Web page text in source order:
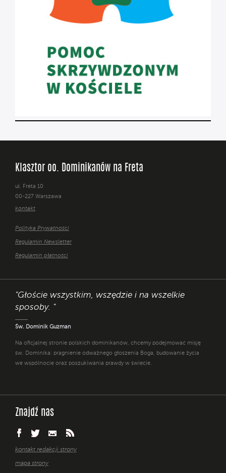
Klasztor oo. Dominikanów na Freta
ul. Freta 10
00-227 Warszawa
kontakt
Polityka Prywatności
Regulamin Newsletter
Regulamin płatności
"Głoście wszystkim, wszędzie i na wszelkie
sposoby. "
Św. Dominik Guzman
Na oficjalnej stronie polskich dominikanów, chcemy podejmować misję
św. Dominika: pragnienie odważnego głoszenia Boga, budowanie życia
we wspólnocie oraz poszukiwania prawdy w świecie.
Znajdź nas
kontakt redakcji strony
mapa strony